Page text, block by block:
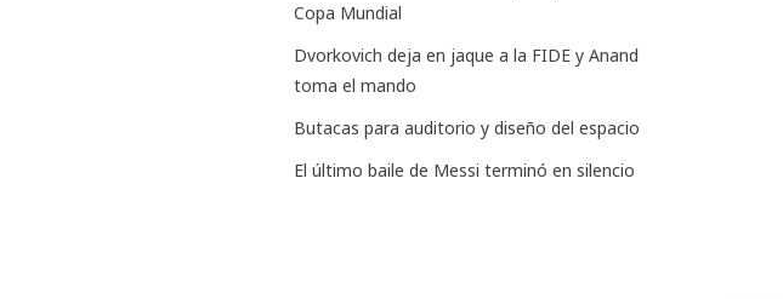
Copa Mundial
Dvorkovich deja en jaque a la FIDE y Anand
toma el mando
Butacas para auditorio y diseño del espacio
El último baile de Messi terminó en silencio